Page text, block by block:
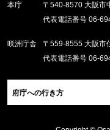
本庁
〒540-8570 大阪市
代表電話番号 06-
咲洲庁舎
〒559-8555 大阪市
代表電話番号 06-
府庁への行き方